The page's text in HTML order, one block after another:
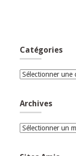
Catégories
Catégories
Archives
Archives